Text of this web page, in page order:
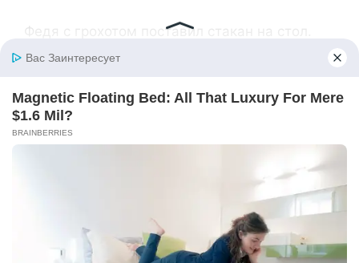
Федя с грохотом поставил стакан на стол.
Вы вообще понимаете, что ребёнок — это не
игрушка?
оставлять его там, где он сейчас. Ты давно
Федя стиснул зубы и посмотрел на друга так,